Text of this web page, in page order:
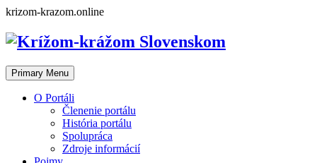
Skip
content
krizom-krazom.online
Primary Menu
O Portáli
Členenie portálu
História portálu
Spolupráca
Zdroje informácií